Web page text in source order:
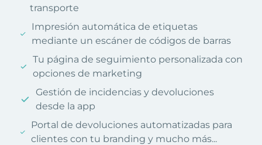
transporte
Impresión automática de etiquetas
mediante un escáner de códigos de barras
Tu página de seguimiento personalizada con
opciones de marketing
Gestión de incidencias y devoluciones
desde la app
Portal de devoluciones automatizadas para
clientes con tu branding y mucho más...